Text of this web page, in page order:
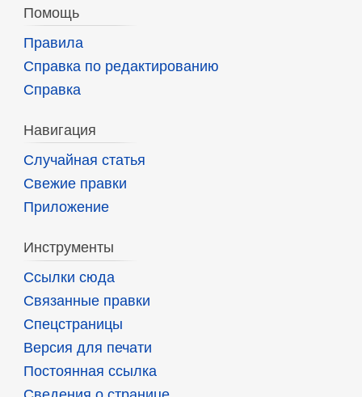
Помощь
Правила
Справка по редактированию
Справка
Навигация
Случайная статья
Свежие правки
Приложение
Инструменты
Ссылки сюда
Связанные правки
Спецстраницы
Версия для печати
Постоянная ссылка